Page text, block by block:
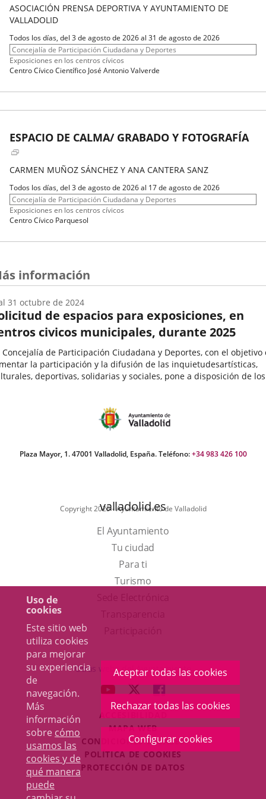
Uso de
cookies
Este sitio web
utiliza cookies
para mejorar
su experiencia
de
navegación.
Más
información
sobre cómo
usamos las
cookies y de
qué manera
puede
Aceptar todas las cookies
Rechazar todas las cookies
Configurar cookies
ASOCIACIÓN PRENSA DEPORTIVA Y AYUNTAMIENTO DE
VALLADOLID
Fechas
del
evento
Todos los días, del 3 de agosto de 2026 al 31 de agosto de 2026
Organizador
de
actividad
Concejalía de Participación Ciudadana y Deportes
Programa
Exposiciones en los centros cívicos
Espacio
Centro Cívico Científico José Antonio Valverde
ESPACIO DE CALMA/ GRABADO Y FOTOGRAFÍA
CARMEN MUÑOZ SÁNCHEZ Y ANA CANTERA SANZ
Fechas
del
evento
Todos los días, del 3 de agosto de 2026 al 17 de agosto de 2026
Organizador
de
actividad
Concejalía de Participación Ciudadana y Deportes
Programa
Exposiciones en los centros cívicos
Espacio
Centro Cívico Parquesol
información
de espacios para exposiciones, en
civicos municipales, durante 2025
Concejalía de Participación Ciudadana y Deportes, con el objetivo
la participación y la difusión de las inquietudesartísticas,
deportivas, solidarias y sociales, pone a disposición de los
31 octubre de 2024
Plaza Mayor, 1. 47001 Valladolid, España. Teléfono:+34 983 426 100
Copyright 2025 - Ayuntamiento de Valladolid
valladolid.es
El Ayuntamiento
Tu ciudad
Para ti
TurismoEste
una
ventana
nueva.
externa.
Otras webs del Ayuntamiento
ENLACE
A
UNA
APLICACIÓN
EXTERNA.
ENLACE
A
UNA
APLICACIÓN
EXTERNA.
ENLACE
A
UNA
APLICACIÓN
EXTERNA.
ACCESIBILIDAD
MAPA WEB
CONDICIONES LEGALES
POLÍTICA DE COOKIES
PROTECCIÓN DE DATOS